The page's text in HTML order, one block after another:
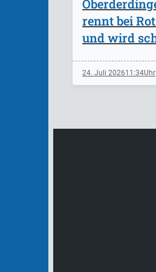
rennt bei
und wird
24. Juli 202611:34